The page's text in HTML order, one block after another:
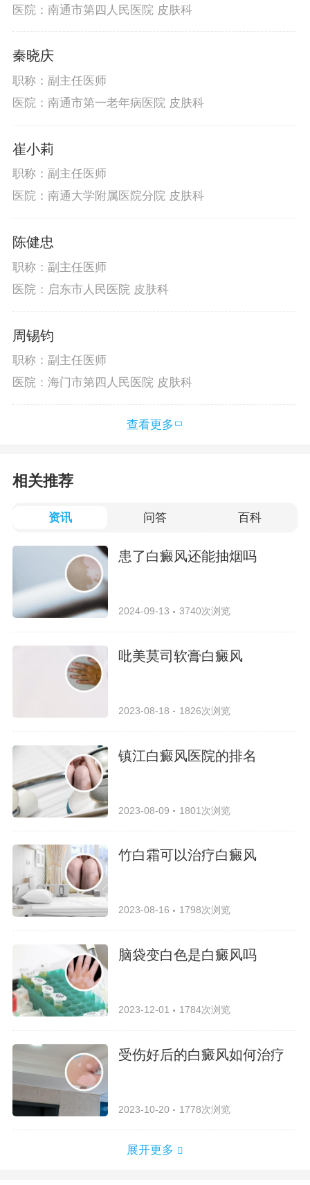
医院：南通市第四人民医院 皮肤科
秦晓庆
职称：副主任医师
医院：南通市第一老年病医院 皮肤科
崔小莉
职称：副主任医师
医院：南通大学附属医院分院 皮肤科
陈健忠
职称：副主任医师
医院：启东市人民医院 皮肤科
周锡钧
职称：副主任医师
医院：海门市第四人民医院 皮肤科
查看更多
相关推荐
资讯 问答 百科
患了白癜风还能抽烟吗
2024-09-13 3740次浏览
吡美莫司软膏白癜风
2023-08-18 1826次浏览
镇江白癜风医院的排名
2023-08-09 1801次浏览
竹白霜可以治疗白癜风
2023-08-16 1798次浏览
脑袋变白色是白癜风吗
2023-12-01 1784次浏览
受伤好后的白癜风如何治疗
2023-10-20 1778次浏览
展开更多